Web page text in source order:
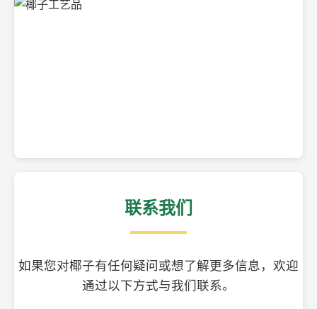
联系我们
如果您对椰子有任何疑问或想了解更多信息，欢迎
通过以下方式与我们联系。